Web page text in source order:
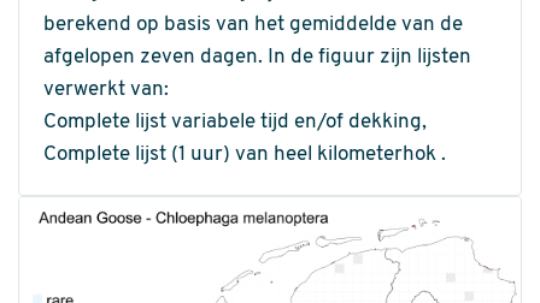
berekend op basis van het gemiddelde van de
afgelopen zeven dagen. In de figuur zijn lijsten
verwerkt van:
Complete lijst variabele tijd en/of dekking,
Complete lijst (1 uur) van heel kilometerhok .